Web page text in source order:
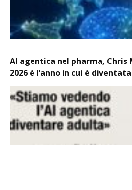
AI agentica nel pharma, Chris
2026 è l’anno in cui è